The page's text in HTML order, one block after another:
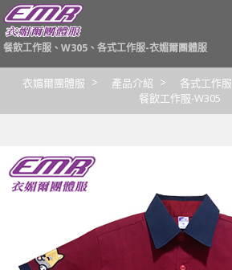
餐飲工作服、W305、各式工作服-衣媚爾團體服
衣媚爾團體服 產品介紹 各式工作服
餐飲工作服-W305